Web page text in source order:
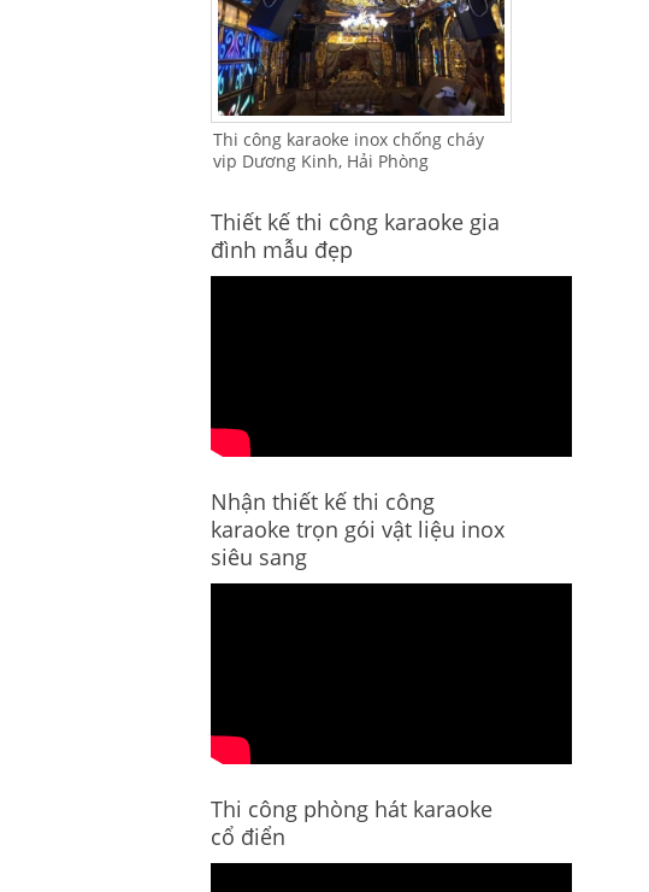
Thi công karaoke inox chống cháy
vip Dương Kinh, Hải Phòng
Thiết kế thi công karaoke gia
đình mẫu đẹp
Nhận thiết kế thi công
karaoke trọn gói vật liệu inox
siêu sang
Thi công phòng hát karaoke
cổ điển